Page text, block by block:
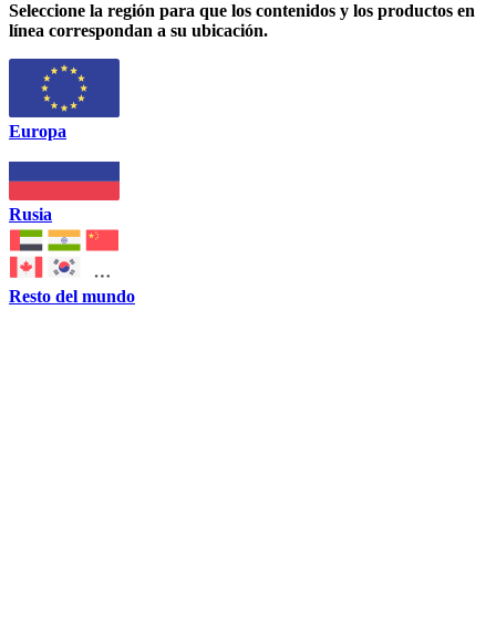
Seleccione la región para que los contenidos y los productos en
línea correspondan a su ubicación.
Europa
Rusia
Resto del mundo